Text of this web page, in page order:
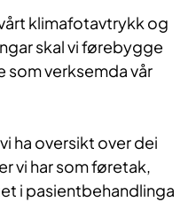
klimafotavtrykk og
skal vi førebygge
som verksemda vår
ha oversikt over dei
vi har som føretak,
i pasientbehandlinga